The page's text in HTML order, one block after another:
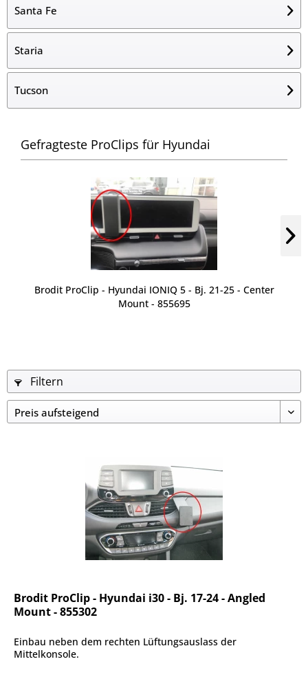
Santa Fe
Staria
Tucson
Gefragteste ProClips für Hyundai
Brodit ProClip - Hyundai IONIQ 5 - Bj. 21-25 - Center
Mount - 855695
Filtern
Brodit ProClip - Hyundai i30 - Bj. 17-24 - Angled
Mount - 855302
Einbau neben dem rechten Lüftungsauslass der
Mittelkonsole.